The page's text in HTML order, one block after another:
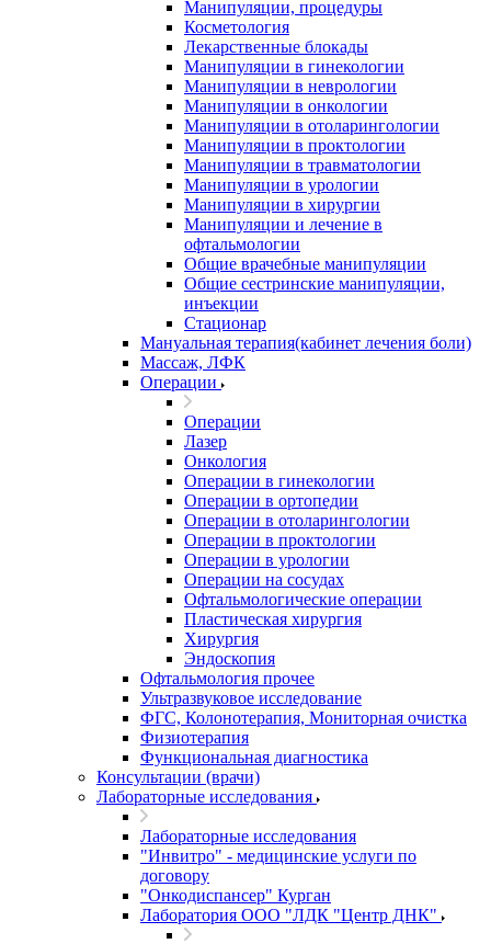
Манипуляции, процедуры
Косметология
Лекарственные блокады
Манипуляции в гинекологии
Манипуляции в неврологии
Манипуляции в онкологии
Манипуляции в отоларингологии
Манипуляции в проктологии
Манипуляции в травматологии
Манипуляции в урологии
Манипуляции в хирургии
Манипуляции и лечение в
офтальмологии
Общие врачебные манипуляции
Общие сестринские манипуляции,
инъекции
Стационар
Мануальная терапия(кабинет лечения боли)
Массаж, ЛФК
Операции
Операции
Лазер
Онкология
Операции в гинекологии
Операции в ортопедии
Операции в отоларингологии
Операции в проктологии
Операции в урологии
Операции на сосудах
Офтальмологические операции
Пластическая хирургия
Хирургия
Эндоскопия
Офтальмология прочее
Ультразвуковое исследование
ФГС, Колонотерапия, Мониторная очистка
Физиотерапия
Функциональная диагностика
Консультации (врачи)
Лабораторные исследования
Лабораторные исследования
"Инвитро" - медицинские услуги по
договору
"Онкодиспансер" Курган
Лаборатория ООО "ЛДК "Центр ДНК"